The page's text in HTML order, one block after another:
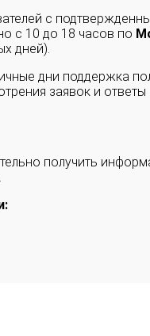
с
с 10 до 18 часов по
дней).
дни поддержка
заявок и ответы
получить